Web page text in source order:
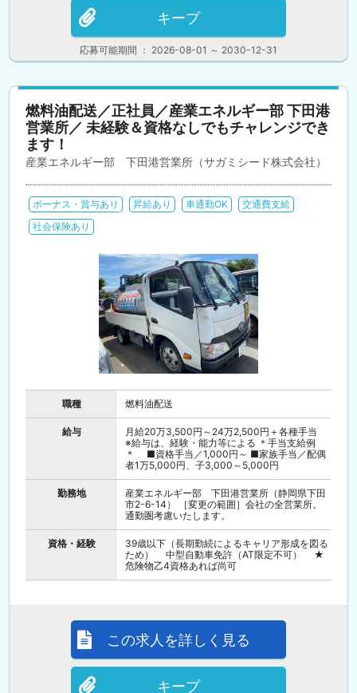
応募可能期間 ： 2026-08-01 ～ 2030-12-31
キープ
燃料油配送／正社員／産業エネルギー部 下田港
営業所／ 未経験＆資格なしでもチャレンジでき
ます！
産業エネルギー部 下田港営業所（サガミシード株式会社）
ボーナス・賞与あり 昇給あり 車通勤OK
交通費支給
社会保険あり
職種 燃料油配送
給与
月給20万3,500円～24万2,500円＋各種手当
※給与は、経験・能力等による ＊手当支給例
＊ ■資格手当／1,000円～ ■家族手当／配偶
者1万5,000円、子3,000～5,000円
勤務地
産業エネルギー部 下田港営業所（静岡県下田
市2-6-14） ［変更の範囲］会社の全営業所。
通勤圏考慮いたします。
資格・経験
39歳以下（長期勤続によるキャリア形成を図る
ため） 中型自動車免許（AT限定不可） ★
危険物乙4資格あれば尚可
この求人を詳しく見る
キープ